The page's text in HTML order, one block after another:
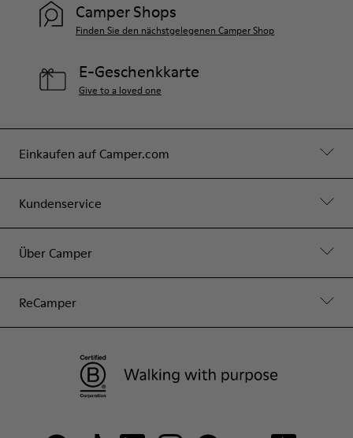
Einkaufen auf Camper.com
Kundenservice
Über Camper
ReCamper
Camper Shops
Finden Sie den nächstgelegenen Camper Shop
E-Geschenkkarte
Give to a loved one